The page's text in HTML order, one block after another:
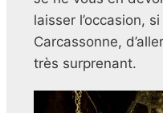
laisser l’occasion,
Carcassonne,
très surprenant.